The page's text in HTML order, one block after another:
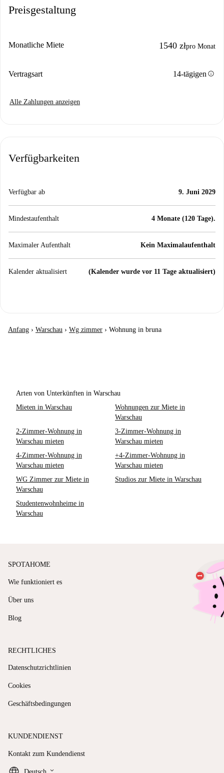
Preisgestaltung
Monatliche Miete 1540 złpro Monat
Vertragsart 14-tägigen info
Alle Zahlungen anzeigen
Verfügbarkeiten
Verfügbar ab 9. Juni 2029
Mindestaufenthalt 4 Monate (120 Tage).
Maximaler Aufenthalt Kein Maximalaufenthalt
Kalender aktualisiert (Kalender wurde vor 11 Tage aktualisiert)
Anfang › Warschau › Wg zimmer › Wohnung in bruna
Arten von Unterkünften in Warschau
Mieten in Warschau
Wohnungen zur Miete in
Warschau
2-Zimmer-Wohnung in
Warschau mieten
3-Zimmer-Wohnung in
Warschau mieten
4-Zimmer-Wohnung in
Warschau mieten
+4-Zimmer-Wohnung in
Warschau mieten
WG Zimmer zur Miete in
Warschau
Studios zur Miete in Warschau
Studentenwohnheime in
Warschau
SPOTAHOME
Wie funktioniert es
Über uns
Blog
RECHTLICHES
Datenschutzrichtlinien
Cookies
Geschäftsbedingungen
KUNDENDIENST
Kontakt zum Kundendienst
keyboard_arrow_down